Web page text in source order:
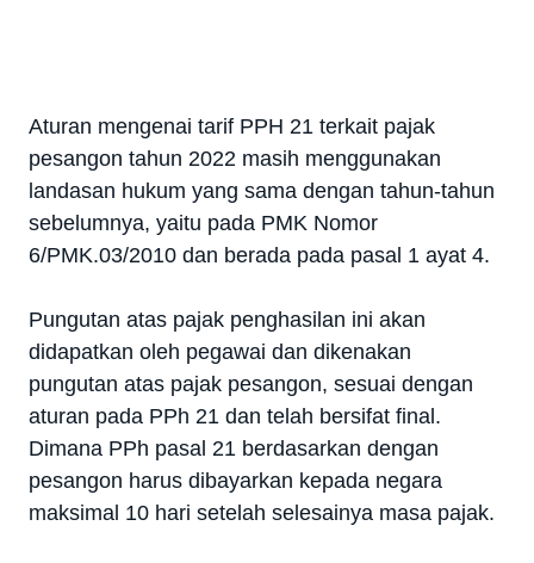
Aturan mengenai tarif PPH 21 terkait pajak
pesangon tahun 2022 masih menggunakan
landasan hukum yang sama dengan tahun-tahun
sebelumnya, yaitu pada PMK Nomor
6/PMK.03/2010 dan berada pada pasal 1 ayat 4.
Pungutan atas pajak penghasilan ini akan
didapatkan oleh pegawai dan dikenakan
pungutan atas pajak pesangon, sesuai dengan
aturan pada PPh 21 dan telah bersifat final.
Dimana PPh pasal 21 berdasarkan dengan
pesangon harus dibayarkan kepada negara
maksimal 10 hari setelah selesainya masa pajak.